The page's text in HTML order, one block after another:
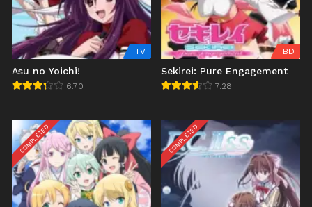
TV
Asu no Yoichi!
6.70
BD
Sekirei: Pure Engagement
7.28
COMPLETED COMPLETED